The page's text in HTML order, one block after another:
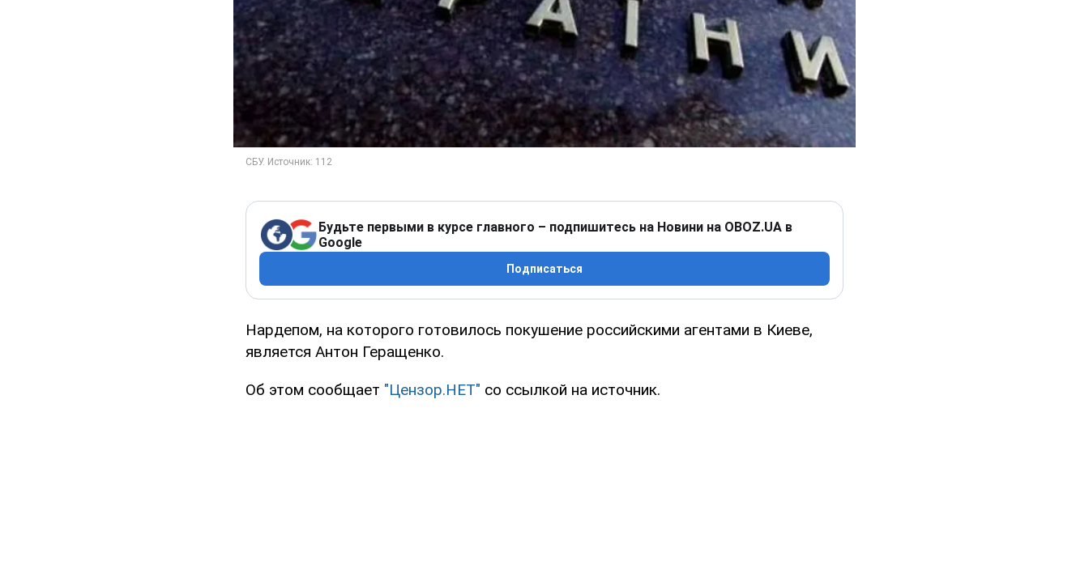
Будьте первыми в курсе главного – подпишитесь на Новини на OBOZ.UA в
Google
Подписаться
Нардепом, на которого готовилось покушение российскими агентами в Киеве,
является Антон Геращенко.
Об этом сообщает "Цензор.НЕТ" со ссылкой на источник.